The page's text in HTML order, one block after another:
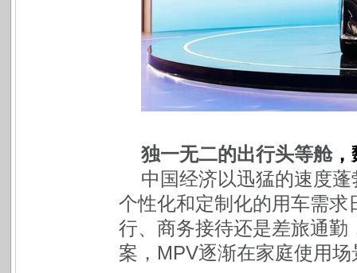
独一无二的出行头等舱，
中国经济以迅猛的速度
个性化和定制化的用车需
行、商务接待还是差旅通勤
案，MPV逐渐在家庭使用